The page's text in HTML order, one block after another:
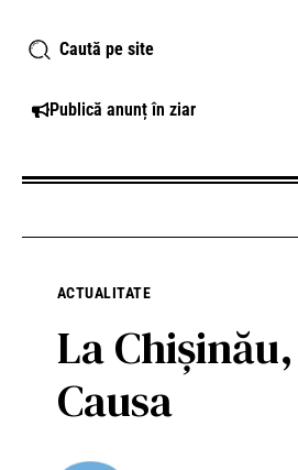
Caută pe site
Publică anunț în ziar
ACTUALITATE
La
Causa